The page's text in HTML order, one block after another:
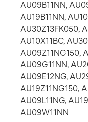
AU09B11NN,
AU19B11NN,
AU30Z13FK050,
AU10X11BC,
AU09Z11NG150,
AU09G11NN,
AU09E12NG,
AU19Z11NG150,
AU09L11NG,
AU09W11NN